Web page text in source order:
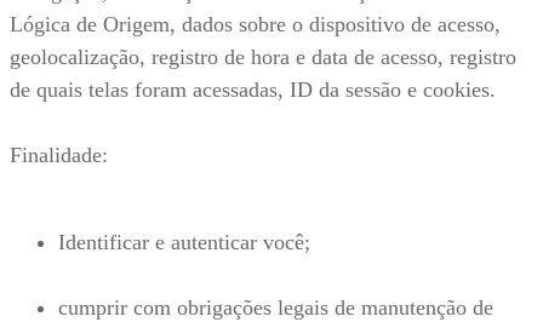
Lógica de Origem, dados sobre o dispositivo de acesso,
geolocalização, registro de hora e data de acesso, registro
de quais telas foram acessadas, ID da sessão e cookies.
Finalidade:
Identificar e autenticar você;
cumprir com obrigações legais de manutenção de